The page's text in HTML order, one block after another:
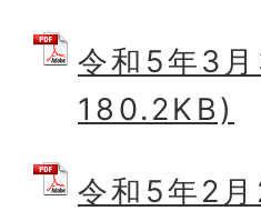
令和5年3
180.2KB)
令和5年2